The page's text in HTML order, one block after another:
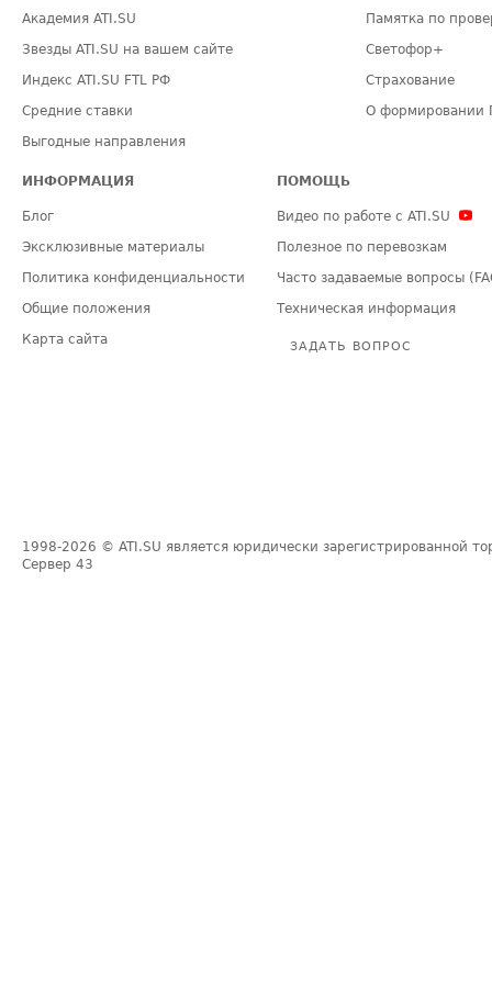
Академия ATI.SU
Звезды ATI.SU на вашем сайте
Индекс ATI.SU FTL РФ
Средние ставки
Выгодные направления
Памятка по
Светофор+
Страхование
О формировании
ИНФОРМАЦИЯ
Блог
Эксклюзивные материалы
Политика конфиденциальности
Общие положения
Карта сайта
ПОМОЩЬ
Видео по работе с ATI.SU
Полезное по перевозкам
Часто задаваемые вопросы
Техническая информация
ЗАДАТЬ ВОПРОС
1998-2026 © ATI.SU является юридически зарегистрированной
Сервер 43